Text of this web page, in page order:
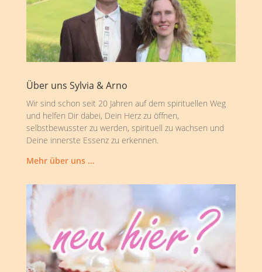
Über uns Sylvia & Arno
Wir sind schon seit 20 Jahren auf dem spirituellen Weg
und helfen Dir dabei, Dein Herz zu öffnen,
selbstbewusster zu werden, spirituell zu wachsen und
Deine innerste Essenz zu erkennen.
Mehr über uns …